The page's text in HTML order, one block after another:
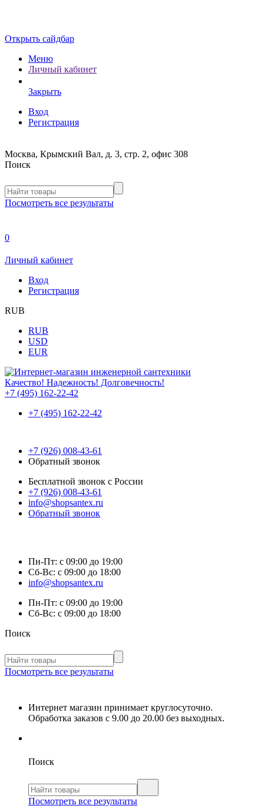
Открыть сайдбар
Меню
Личный кабинет
Закрыть
Вход
Регистрация
Москва, Крымский Вал, д. 3, стр. 2, офис 308
Поиск
Посмотреть все результаты
0
Личный кабинет
Вход
Регистрация
RUB
RUB
USD
EUR
Качество! Надежность! Долговечность!
+7 (495) 162-22-42
+7 (495) 162-22-42
+7 (926) 008-43-61
Обратный звонок
Бесплатной звонок с России
+7 (926) 008-43-61
info@shopsantex.ru
Обратный звонок
Пн-Пт: с 09:00 до 19:00
Сб-Вс: с 09:00 до 18:00
info@shopsantex.ru
Пн-Пт: с 09:00 до 19:00
Сб-Вс: с 09:00 до 18:00
Поиск
Посмотреть все результаты
Интернет магазин принимает круглосуточно.
Обработка заказов с 9.00 до 20.00 без выходных.
Поиск
Посмотреть все результаты